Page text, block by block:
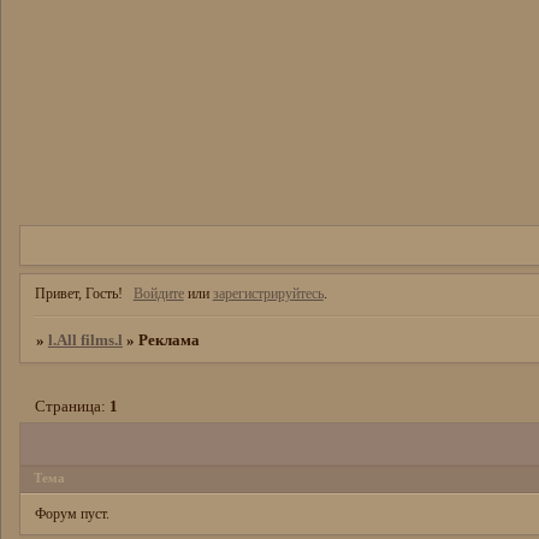
Привет, Гость! Войдитеили зарегистрируйтесь.
» l.All films.l » Реклама
Страница: 1
Тема
Форум пуст.